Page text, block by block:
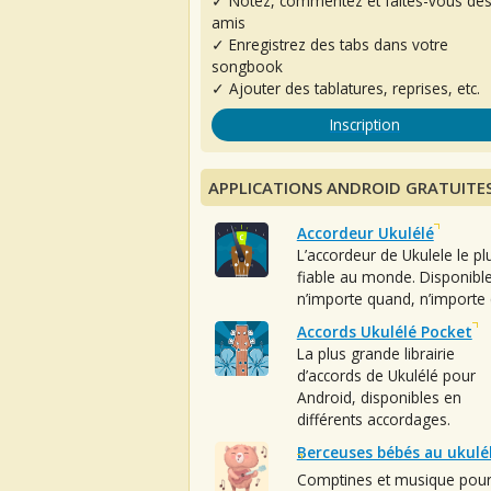
amis
✓ Enregistrez des tabs dans votre
songbook
✓ Ajouter des tablatures, reprises, etc.
Inscription
APPLICATIONS ANDROID
Accordeur Ukulélé
L’accordeur de Ukulele le
fiable au monde. Disponible
n’importe quand, n’importe
Accords Ukulélé Pocket
La plus grande librairie
d’accords de Ukulélé pour
Android, disponibles en
différents accordages.
Berceuses bébés au
Comptines et musique pour